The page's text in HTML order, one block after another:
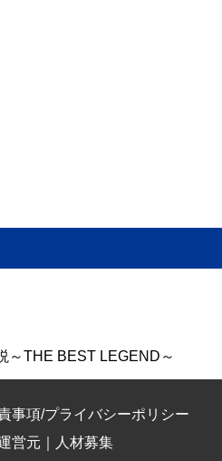
～THE BEST LEGEND～
事項/プライバシーポリシー
営元 ｜ 人材募集